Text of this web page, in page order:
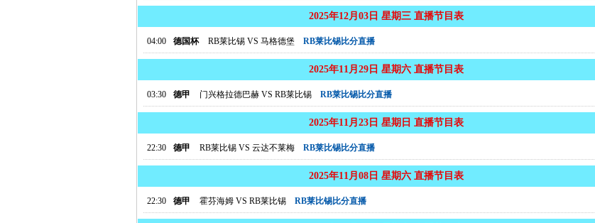
2025年12月03日 星期三 直播节目表
04:00 德国杯 RB莱比锡 VS 马格德堡 RB莱比锡比分直播
2025年11月29日 星期六 直播节目表
03:30 德甲 门兴格拉德巴赫 VS RB莱比锡 RB莱比锡比分直播
2025年11月23日 星期日 直播节目表
22:30 德甲 RB莱比锡 VS 云达不莱梅 RB莱比锡比分直播
2025年11月08日 星期六 直播节目表
22:30 德甲 霍芬海姆 VS RB莱比锡 RB莱比锡比分直播